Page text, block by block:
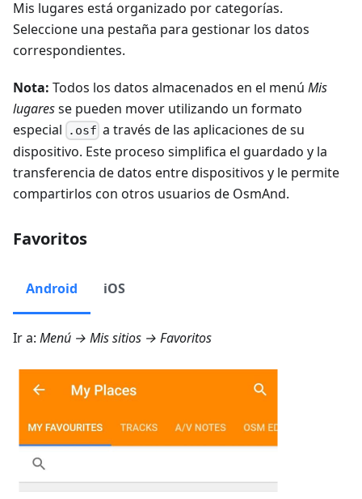
Mis lugares está organizado por categorías.
Seleccione una pestaña para gestionar los datos
correspondientes.
Nota: Todos los datos almacenados en el menú Mis
lugaresse pueden mover utilizando un formato
especial
.osf a través de las aplicaciones de su
dispositivo. Este proceso simplifica el guardado y la
transferencia de datos entre dispositivos y le permite
compartirlos con otros usuarios de OsmAnd.
Favoritos
Android iOS
Ir a: Menú → Mis sitios → Favoritos